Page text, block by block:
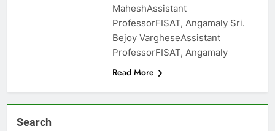
MaheshAssistant
ProfessorFISAT, Angamaly Sri.
Bejoy VargheseAssistant
ProfessorFISAT, Angamaly
Read More
Search